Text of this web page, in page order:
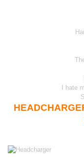
I hate